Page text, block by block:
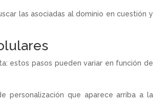
las asociadas al dominio en cuestión y
estos pasos pueden variar en función de
personalización que aparece arriba a la